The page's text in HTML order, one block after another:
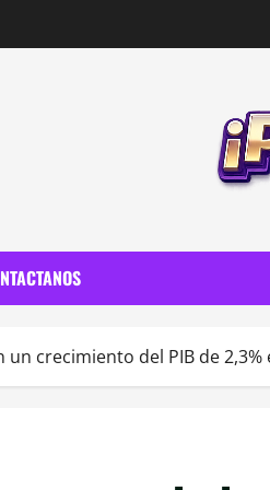
un crecimiento del PIB de